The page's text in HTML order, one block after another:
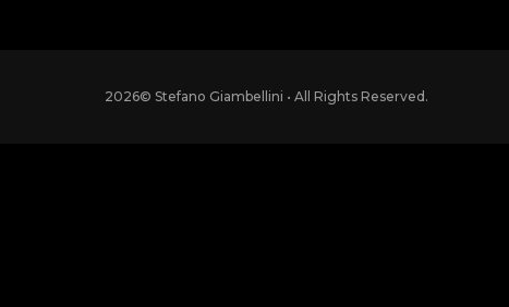
2026© Stefano Giambellini • All Rights Reserved.